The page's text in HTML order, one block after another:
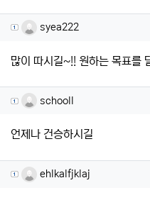
syea222님의 댓글
syea222
많이 따시길~!! 원하는 목표를
schooll님의 댓글
schooll
언제나 건승하시길
ehlkalfjklaj님의
ehlkalfjklaj